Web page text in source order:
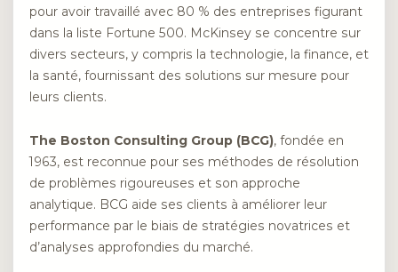
pour avoir travaillé avec 80 % des entreprises figurant
dans la liste Fortune 500. McKinsey se concentre sur
divers secteurs, y compris la technologie, la finance, et
la santé, fournissant des solutions sur mesure pour
leurs clients.
The Boston Consulting Group (BCG), fondée en
1963, est reconnue pour ses méthodes de résolution
de problèmes rigoureuses et son approche
analytique. BCG aide ses clients à améliorer leur
performance par le biais de stratégies novatrices et
d’analyses approfondies du marché.